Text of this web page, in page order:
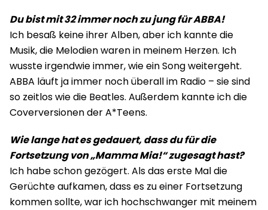
Du bist mit 32 immer noch zu jung für ABBA!
Ich besaß keine ihrer Alben, aber ich kannte die
Musik, die Melodien waren in meinem Herzen. Ich
wusste irgendwie immer, wie ein Song weitergeht.
ABBA läuft ja immer noch überall im Radio – sie sind
so zeitlos wie die Beatles. Außerdem kannte ich die
Coverversionen der A*Teens.
Wie lange hat es gedauert, dass du für die
Fortsetzung von „Mamma Mia!“ zugesagt hast?
Ich habe schon gezögert. Als das erste Mal die
Gerüchte aufkamen, dass es zu einer Fortsetzung
kommen sollte, war ich hochschwanger mit meinem